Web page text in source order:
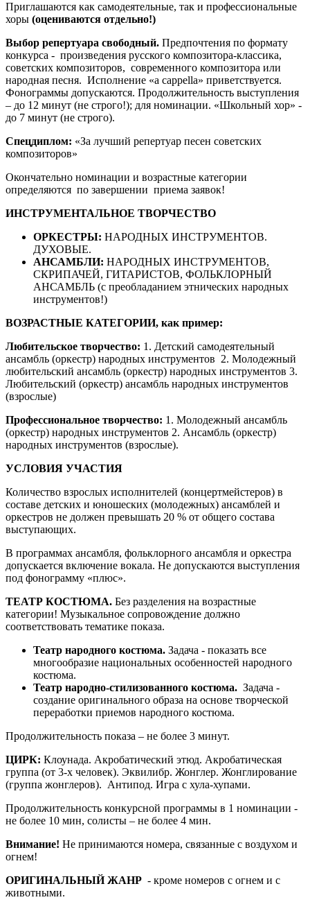
Приглашаются как самодеятельные, так и профессиональные
хоры (оцениваются отдельно!)
Выбор репертуара свободный. Предпочтения по формату
конкурса - произведения русского композитора-классика,
советских композиторов, современного композитора или
народная песня. Исполнение «a cappella» приветствуется.
Фонограммы допускаются. Продолжительность выступления
– до 12 минут (не строго!); для номинации. «Школьный хор» -
до 7 минут (не строго).
Спецдиплом: «За лучший репертуар песен советских
композиторов»
Окончательно номинации и возрастные категории
определяются по завершении приема заявок!
ИНСТРУМЕНТАЛЬНОЕ ТВОРЧЕСТВО
ОРКЕСТРЫ: НАРОДНЫХ ИНСТРУМЕНТОВ.
ДУХОВЫЕ.
АНСАМБЛИ: НАРОДНЫХ ИНСТРУМЕНТОВ,
СКРИПАЧЕЙ, ГИТАРИСТОВ, ФОЛЬКЛОРНЫЙ
АНСАМБЛЬ (с преобладанием этнических народных
инструментов!)
ВОЗРАСТНЫЕ КАТЕГОРИИ, как пример:
Любительское творчество: 1. Детский самодеятельный
ансамбль (оркестр) народных инструментов 2. Молодежный
любительский ансамбль (оркестр) народных инструментов 3.
Любительский (оркестр) ансамбль народных инструментов
(взрослые)
Профессиональное творчество: 1. Молодежный ансамбль
(оркестр) народных инструментов 2. Ансамбль (оркестр)
народных инструментов (взрослые).
УСЛОВИЯ УЧАСТИЯ
Количество взрослых исполнителей (концертмейстеров) в
составе детских и юношеских (молодежных) ансамблей и
оркестров не должен превышать 20 % от общего состава
выступающих.
В программах ансамбля, фольклорного ансамбля и оркестра
допускается включение вокала. Не допускаются выступления
под фонограмму «плюс».
ТЕАТР КОСТЮМА. Без разделения на возрастные
категории! Музыкальное сопровождение должно
соответствовать тематике показа.
Театр народного костюма. Задача - показать все
многообразие национальных особенностей народного
костюма.
Театр народно-стилизованного костюма. Задача -
создание оригинального образа на основе творческой
переработки приемов народного костюма.
Продолжительность показа – не более 3 минут.
ЦИРК: Клоунада. Акробатический этюд. Акробатическая
группа (от 3-х человек). Эквилибр. Жонглер. Жонглирование
(группа жонглеров). Антипод. Игра с хула-хупами.
Продолжительность конкурсной программы в 1 номинации -
не более 10 мин, солисты – не более 4 мин.
Внимание! Не принимаются номера, связанные с воздухом и
огнем!
ОРИГИНАЛЬНЫЙ ЖАНР - кроме номеров с огнем и с
животными.